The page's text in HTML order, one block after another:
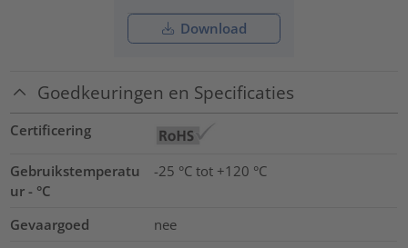
Download
Goedkeuringen en Specificaties
Certificering
Gebruikstemperatu
ur - °C
-25 °C tot +120 °C
Gevaargoed
nee